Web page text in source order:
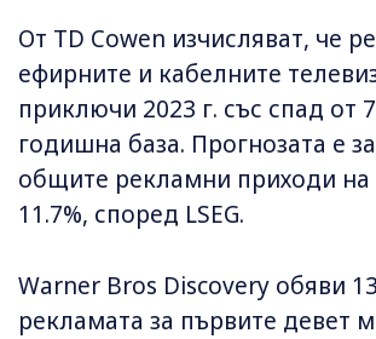
От TD Cowen изчисляват, че
ефирните и кабелните
приключи 2023 г. със спад от
годишна база. Прогнозата е
общите рекламни приходи на
11.7%, според LSEG.
Warner Bros Discovery обяви
рекламата за първите девет